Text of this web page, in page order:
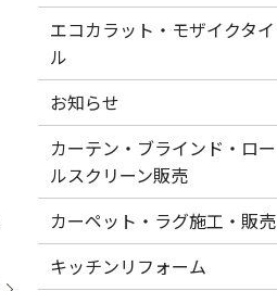
エコカラット・モザイクタイ
ル
お知らせ
カーテン・ブラインド・ロー
ルスクリーン販売
カーペット・ラグ施工・販売
キッチンリフォーム